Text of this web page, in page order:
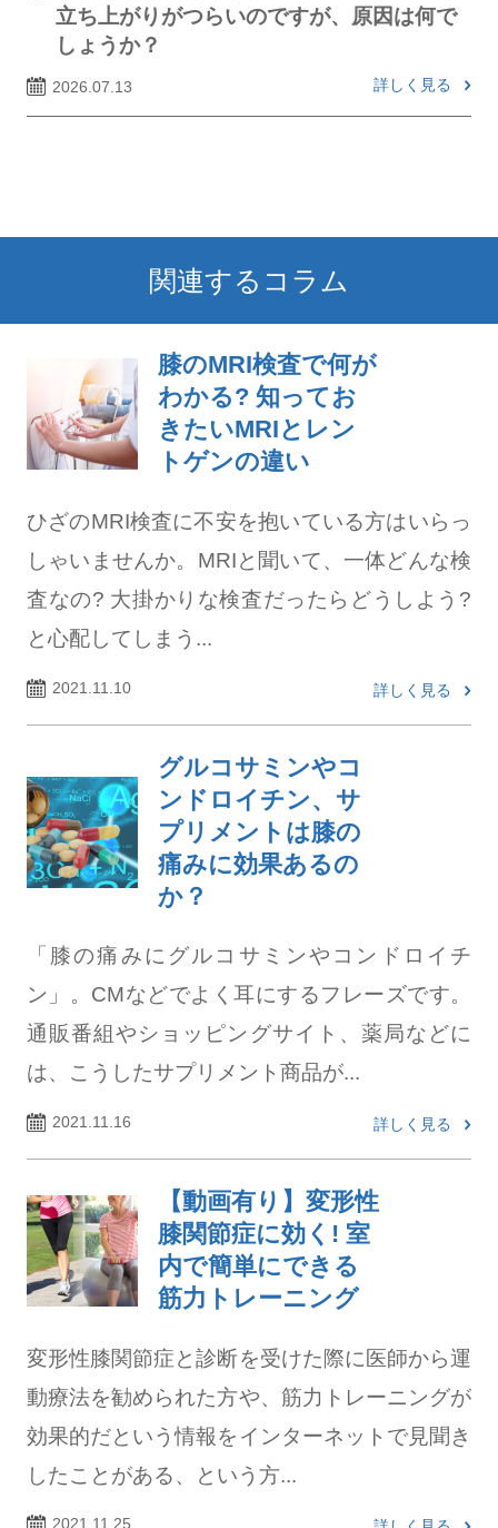
立ち上がりがつらいのですが、原因は何で
しょうか？
2026.07.13 詳しく見る
関連するコラム
膝のMRI検査で何が
わかる? 知ってお
きたいMRIとレン
トゲンの違い
ひざのMRI検査に不安を抱いている方はいらっ
しゃいませんか。MRIと聞いて、一体どんな検
査なの? 大掛かりな検査だったらどうしよう?
と心配してしまう...
2021.11.10 詳しく見る
グルコサミンやコ
ンドロイチン、サ
プリメントは膝の
痛みに効果あるの
か？
「膝の痛みにグルコサミンやコンドロイチ
ン」。CMなどでよく耳にするフレーズです。
通販番組やショッピングサイト、薬局などに
は、こうしたサプリメント商品が...
2021.11.16 詳しく見る
【動画有り】変形性
膝関節症に効く! 室
内で簡単にできる
筋力トレーニング
変形性膝関節症と診断を受けた際に医師から運
動療法を勧められた方や、筋力トレーニングが
効果的だという情報をインターネットで見聞き
したことがある、という方...
2021.11.25